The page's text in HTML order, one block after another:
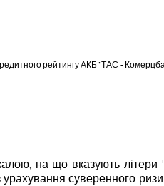
рейтингу АКБ "ТАС -
на що вказують літери
урахування суверенного